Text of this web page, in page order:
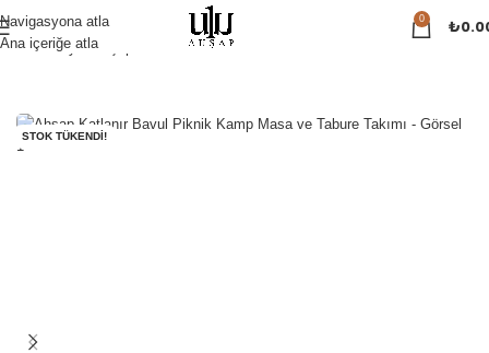
Navigasyona atla
Ana içeriğe atla
0 ₺
Ana Sayfa Ahşap Ürünler Katlanır Masa Takımı
STOK TÜKENDI!